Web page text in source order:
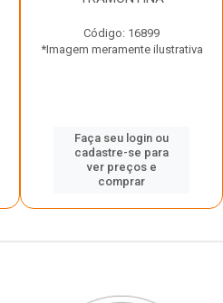
Código: 16899
*Imagem meramente ilustrativa
Faça seu login ou
cadastre-se para
ver preços e
comprar